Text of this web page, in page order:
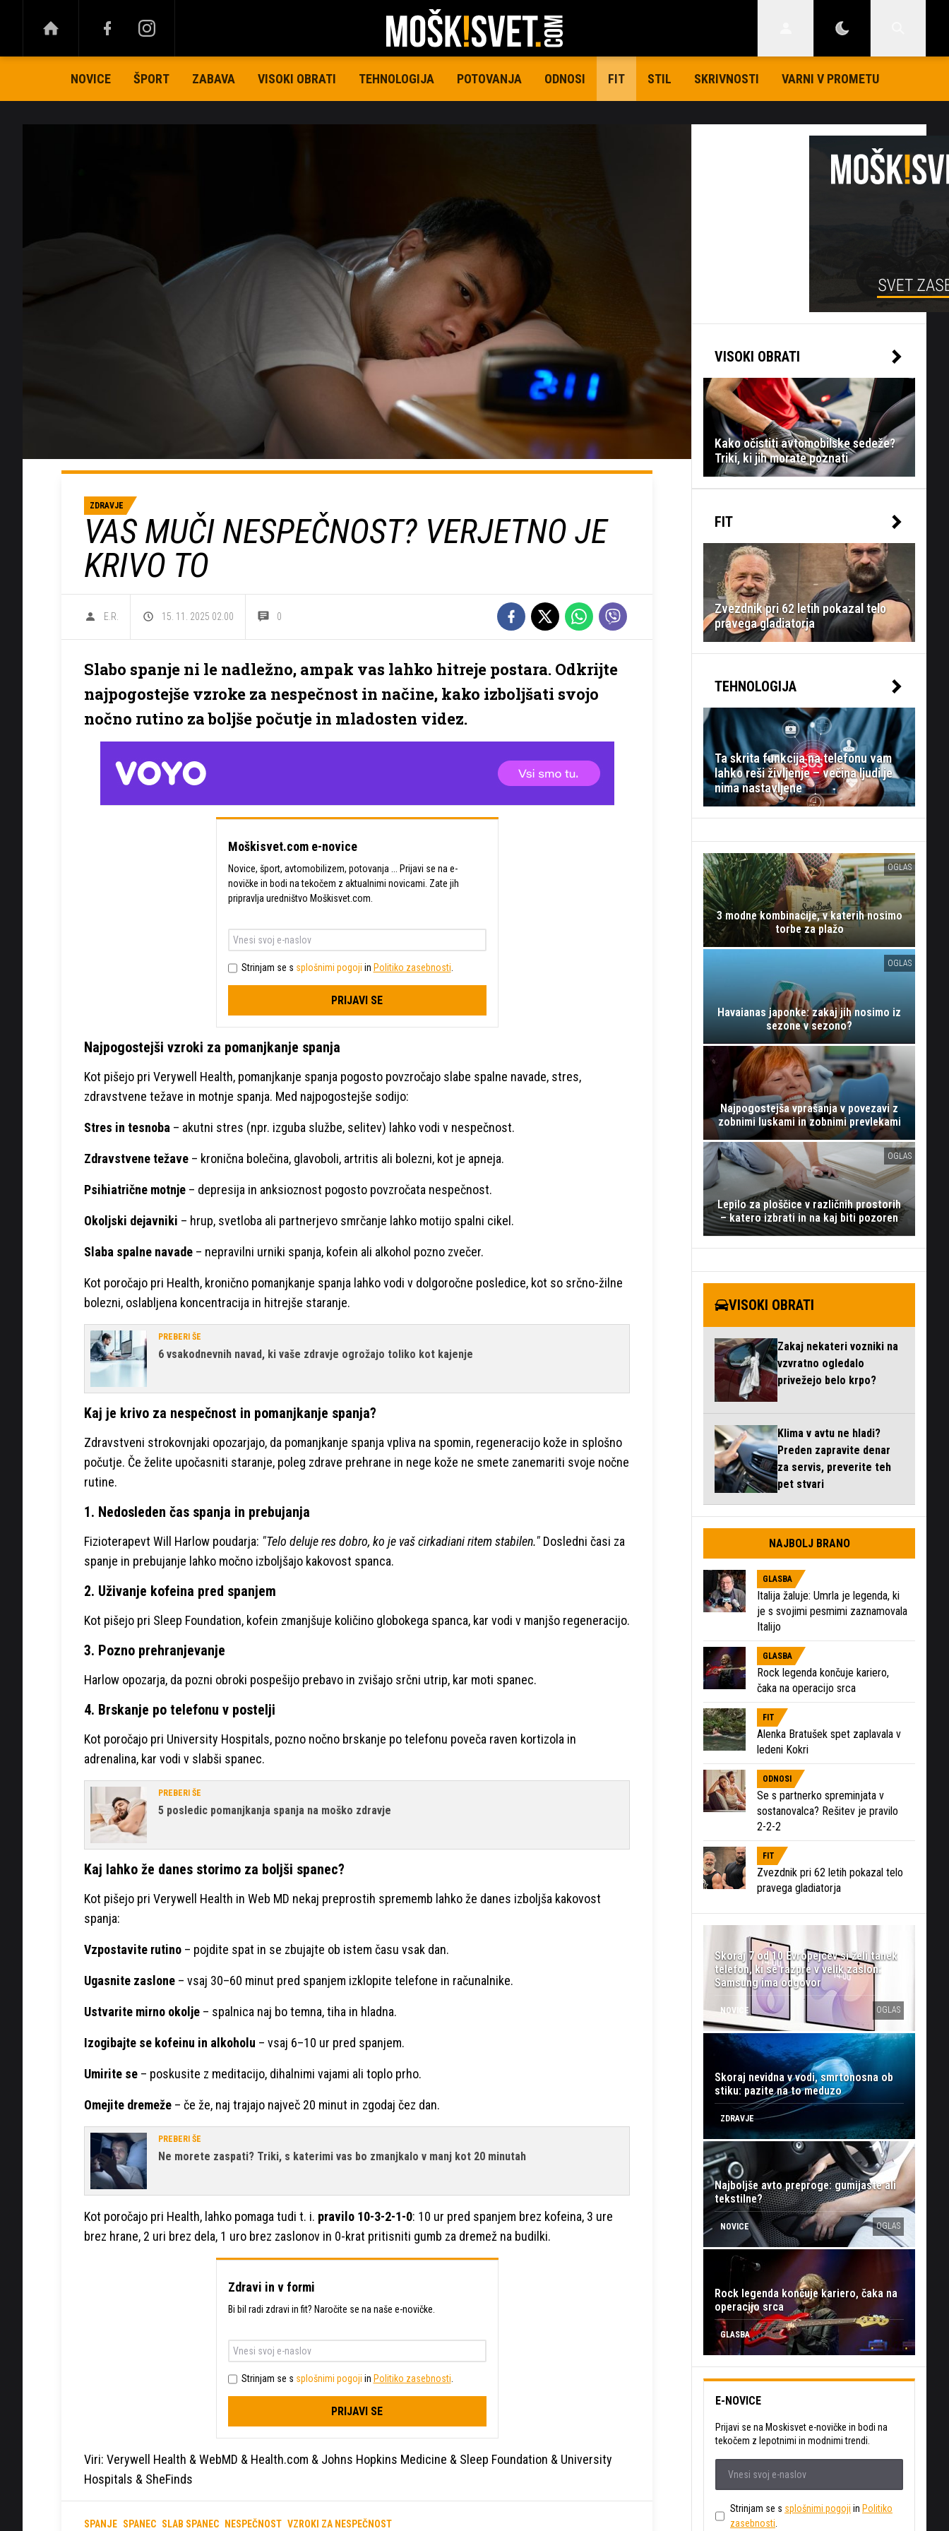
NOVICE ŠPORT ZABAVA VISOKI OBRATI TEHNOLOGIJA POTOVANJA ODNOSI FIT STIL SKRIVNOSTI VARNI V PROMETU
ZDRAVJE
VAS MUČI NESPEČNOST? VERJETNO JE
KRIVO TO
E.R. 15. 11. 2025 02.00 0
Slabo spanje ni le nadležno, ampak vas lahko hitreje postara. Odkrijte
najpogostejše vzroke za nespečnost in načine, kako izboljšati svojo
nočno rutino za boljše počutje in mladosten videz.
Moškisvet.com e-novice
Novice, šport, avtomobilizem, potovanja ... Prijavi se na e-
novičke in bodi na tekočem z aktualnimi novicami. Zate jih
pripravlja uredništvo Moškisvet.com.
Strinjam se s splošnimi pogoji in Politiko zasebnosti
PRIJAVI SE
Najpogostejši vzroki za pomanjkanje spanja
Kot pišejo pri Verywell Health, pomanjkanje spanja pogosto povzročajo slabe spalne navade, stres,
zdravstvene težave in motnje spanja. Med najpogostejše sodijo:
Stres in tesnoba – akutni stres (npr. izguba službe, selitev) lahko vodi v nespečnost.
Zdravstvene težave – kronična bolečina, glavoboli, artritis ali bolezni, kot je apneja.
Psihiatrične motnje – depresija in anksioznost pogosto povzročata nespečnost.
Okoljski dejavniki – hrup, svetloba ali partnerjevo smrčanje lahko motijo spalni cikel.
Slaba spalne navade – nepravilni urniki spanja, kofein ali alkohol pozno zvečer.
Kot poročajo pri Health, kronično pomanjkanje spanja lahko vodi v dolgoročne posledice, kot so srčno-žilne
bolezni, oslabljena koncentracija in hitrejše staranje.
PREBERI ŠE
6 vsakodnevnih navad, ki vaše zdravje ogrožajo toliko kot kajenje
Kaj je krivo za nespečnost in pomanjkanje spanja?
Zdravstveni strokovnjaki opozarjajo, da pomanjkanje spanja vpliva na spomin, regeneracijo kože in splošno
počutje. Če želite upočasniti staranje, poleg zdrave prehrane in nege kože ne smete zanemariti svoje nočne
rutine.
1. Nedosleden čas spanja in prebujanja
Fizioterapevt Will Harlow poudarja: "Telo deluje res dobro, ko je vaš cirkadiani ritem stabilen." Dosledni časi za
spanje in prebujanje lahko močno izboljšajo kakovost spanca.
2. Uživanje kofeina pred spanjem
Kot pišejo pri Sleep Foundation, kofein zmanjšuje količino globokega spanca, kar vodi v manjšo regeneracijo.
3. Pozno prehranjevanje
Harlow opozarja, da pozni obroki pospešijo prebavo in zvišajo srčni utrip, kar moti spanec.
4. Brskanje po telefonu v postelji
Kot poročajo pri University Hospitals, pozno nočno brskanje po telefonu poveča raven kortizola in
adrenalina, kar vodi v slabši spanec.
PREBERI ŠE
5 posledic pomanjkanja spanja na moško zdravje
Kaj lahko že danes storimo za boljši spanec?
Kot pišejo pri Verywell Health in Web MD nekaj preprostih sprememb lahko že danes izboljša kakovost
spanja:
Vzpostavite rutino – pojdite spat in se zbujajte ob istem času vsak dan.
Ugasnite zaslone – vsaj 30–60 minut pred spanjem izklopite telefone in računalnike.
Ustvarite mirno okolje – spalnica naj bo temna, tiha in hladna.
Izogibajte se kofeinu in alkoholu – vsaj 6–10 ur pred spanjem.
Umirite se – poskusite z meditacijo, dihalnimi vajami ali toplo prho.
Omejite dremeže – če že, naj trajajo največ 20 minut in zgodaj čez dan.
PREBERI ŠE
Ne morete zaspati? Triki, s katerimi vas bo zmanjkalo v manj kot 20 minutah
Kot poročajo pri Health, lahko pomaga tudi t. i. pravilo 10-3-2-1-0: 10 ur pred spanjem brez kofeina, 3 ure
brez hrane, 2 uri brez dela, 1 uro brez zaslonov in 0-krat pritisniti gumb za dremež na budilki.
Zdravi in v formi
Bi bil radi zdravi in fit? Naročite se na naše e-novičke.
Strinjam se s splošnimi pogoji in Politiko zasebnosti
PRIJAVI SE
Viri: Verywell Health & WebMD & Health.com & Johns Hopkins Medicine & Sleep Foundation & University
Hospitals & SheFinds
SPANJE SPANEC SLAB SPANEC NESPEČNOST VZROKI ZA NESPEČNOST
VISOKI OBRATI
Kako očistiti avtomobilske sedeže?
Triki, ki jih morate poznati
FIT
Zvezdnik pri 62 letih pokazal telo
pravega gladiatorja
TEHNOLOGIJA
Ta skrita funkcija na telefonu vam
lahko reši življenje – večina ljudi je
nima nastavljene
OGLAS
3 modne kombinacije, v katerih nosimo
torbe za plažo
OGLAS
Havaianas japonke: zakaj jih nosimo iz
sezone v sezono?
Najpogostejša vprašanja v povezavi z
zobnimi luskami in zobnimi prevlekami
OGLAS
Lepilo za ploščice v različnih prostorih
– katero izbrati in na kaj biti pozoren
VISOKI OBRATI
Zakaj nekateri vozniki na
vzvratno ogledalo
privežejo belo krpo?
Klima v avtu ne hladi?
Preden zapravite denar
za servis, preverite teh
pet stvari
NAJBOLJ BRANO
GLASBA
Italija žaluje: Umrla je legenda, ki
je s svojimi pesmimi zaznamovala
Italijo
GLASBA
Rock legenda končuje kariero,
čaka na operacijo srca
FIT
Alenka Bratušek spet zaplavala v
ledeni Kokri
ODNOSI
Se s partnerko spreminjata v
sostanovalca? Rešitev je pravilo
2-2-2
FIT
Zvezdnik pri 62 letih pokazal telo
pravega gladiatorja
Skoraj 7 od 10 Evropejcev si želi tanek
telefon, ki se razpre v velik zaslon:
Samsung ima odgovor
NOVICE OGLAS
Skoraj nevidna v vodi, smrtonosna ob
stiku: pazite na to meduzo
ZDRAVJE
Najboljše avto preproge: gumijaste ali
tekstilne?
NOVICE OGLAS
Rock legenda končuje kariero, čaka na
operacijo srca
GLASBA
E-NOVICE
Prijavi se na Moskisvet e-novičke in bodi na
tekočem z lepotnimi in modnimi trendi.
Strinjam se s splošnimi pogoji in Politiko
zasebnosti